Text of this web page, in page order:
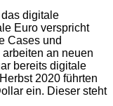
digitale
Euro verspricht
Cases und
an neuen
bereits digitale
2020 führten
ein. Dieser steht